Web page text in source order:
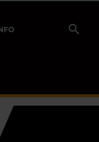
